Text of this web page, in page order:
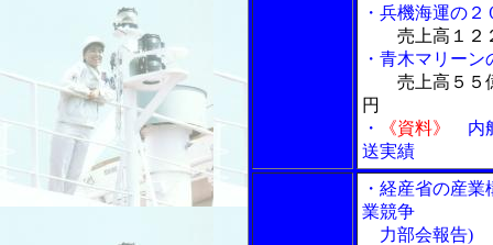
・兵機海運の
売上高１２
・青木マリー
売上高５５
円
・
《資料》
内
送実績
・経産省の産
業競争
力部会報告)